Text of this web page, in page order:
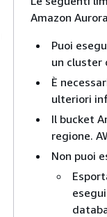
Amazon
Puoi
un cluster
È
ulteriori
Il bucket
regione.
Non puoi